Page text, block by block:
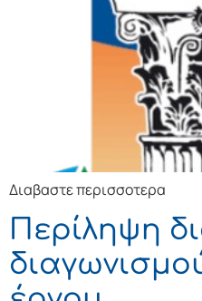
Διαβαστε περισσοτερα
Περίληψη